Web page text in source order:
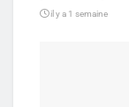
il y a 1 semaine